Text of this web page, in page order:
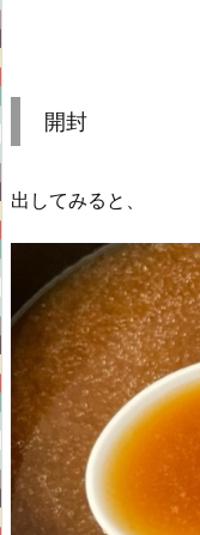
開封
出してみると、